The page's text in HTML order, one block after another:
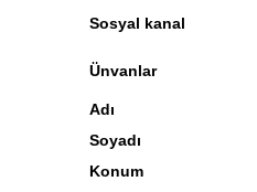
Sosyal kanal
Ünvanlar
Adı
Soyadı
Konum